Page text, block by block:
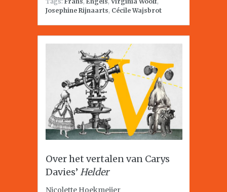
Josephine Rijnaarts, Cécile Wajsbrot
Over het vertalen van Carys
Davies’ Helder
Nicolette Hoekmeijer